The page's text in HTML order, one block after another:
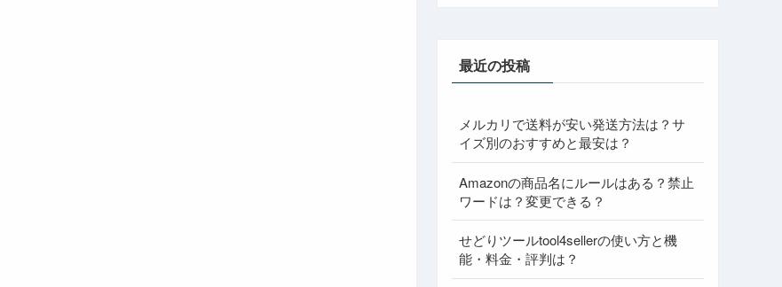
最近の投稿
メルカリで送料が安い発送方法は？サ
イズ別のおすすめと最安は？
Amazonの商品名にルールはある？禁止
ワードは？変更できる？
せどりツールtool4sellerの使い方と機
能・料金・評判は？